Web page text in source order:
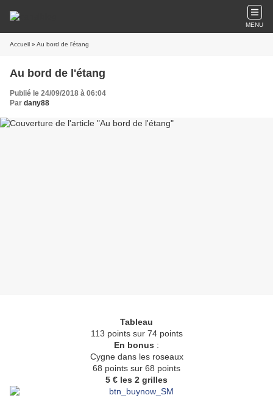
MENU
Accueil » Au bord de l'étang
Au bord de l'étang
Publié le 24/09/2018 à 06:04
Par dany88
Tableau
113 points sur 74 points
En bonus :
Cygne dans les roseaux
68 points sur 68 points
5 € les 2 grilles